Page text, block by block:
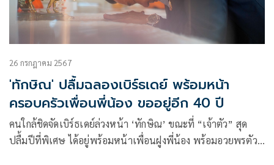
26 กรกฎาคม 2567
'ทักษิณ' ปลื้มฉลองเบิร์ธเดย์ พร้อมหน้า
ครอบครัวเพื่อนพี่น้อง ขออยู่อีก 40 ปี
คนใกล้ชิดจัดเบิร์ธเดย์ล่วงหน้า ‘ทักษิณ’ ขณะที่ “เจ้าตัว” สุด
ปลื้มปีที่พิเศษ ได้อยู่พร้อมหน้าเพื่อนฝูงพี่น้อง พร้อมอวยพรตัว